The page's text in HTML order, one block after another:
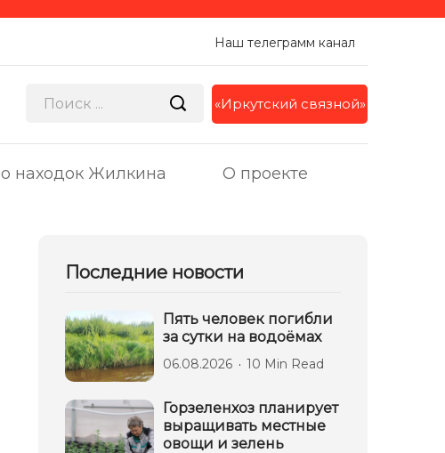
Наш телеграмм канал
«Иркутский связной»
находок Жилкина О проекте
Последние новости
Пять человек погибли
за сутки на водоёмах
06.08.2026 10 Min Read
Горзеленхоз планирует
выращивать местные
овощи и зелень